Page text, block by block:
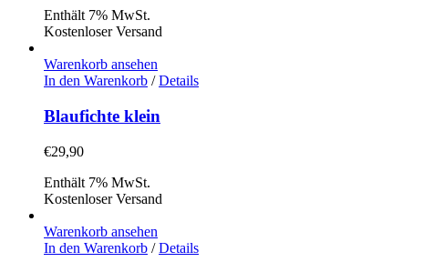
Enthält 7% MwSt.
Kostenloser Versand
Warenkorb ansehen
In den Warenkorb / Details
Blaufichte klein
€29,90
Enthält 7% MwSt.
Kostenloser Versand
Warenkorb ansehen
In den Warenkorb / Details